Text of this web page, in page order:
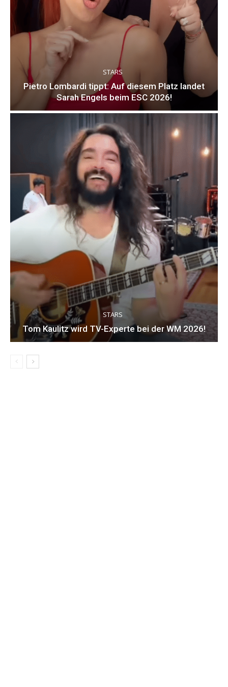
STARS
Pietro Lombardi tippt: Auf diesem Platz landet
Sarah Engels beim ESC 2026!
STARS
Tom Kaulitz wird TV-Experte bei der WM 2026!